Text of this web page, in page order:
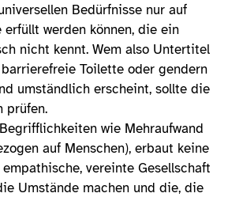
Bedürfnisse nur auf
werden können, die ein
nicht kennt. Wem also Untertitel
Toilette oder gendern
umständlich erscheint, sollte die
prüfen.
wie Mehraufwand
auf Menschen), erbaut keine
vereinte Gesellschaft
Umstände machen und die, die